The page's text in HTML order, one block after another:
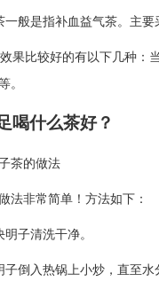
是指补血益气茶。主要采
较好的有以下几种：当
。
喝什么茶好？
茶的做法
法非常简单！方法如下：
子清洗干净。
子倒入热锅上小炒，直至